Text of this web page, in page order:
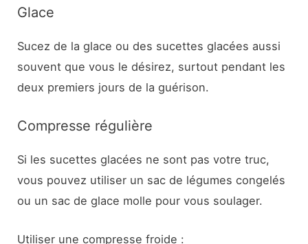
Glace
Sucez de la glace ou des sucettes glacées aussi
souvent que vous le désirez, surtout pendant les
deux premiers jours de la guérison.
Compresse régulière
Si les sucettes glacées ne sont pas votre truc,
vous pouvez utiliser un sac de légumes congelés
ou un sac de glace molle pour vous soulager.
Utiliser une compresse froide :